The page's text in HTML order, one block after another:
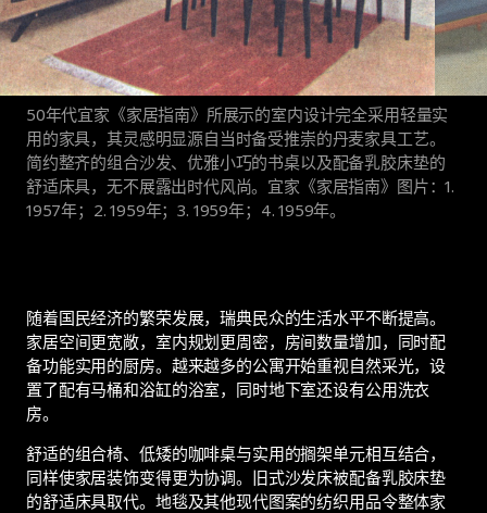
50年代宜家《家居指南》所展示的室内设计完全采用轻量实
用的家具，其灵感明显源自当时备受推崇的丹麦家具工艺。
简约整齐的组合沙发、优雅小巧的书桌以及配备乳胶床垫的
舒适床具，无不展露出时代风尚。宜家《家居指南》图片：1.
1957年；2. 1959年；3. 1959年；4. 1959年。
随着国民经济的繁荣发展，瑞典民众的生活水平不断提高。
家居空间更宽敞，室内规划更周密，房间数量增加，同时配
备功能实用的厨房。越来越多的公寓开始重视自然采光，设
置了配有马桶和浴缸的浴室，同时地下室还设有公用洗衣
房。
舒适的组合椅、低矮的咖啡桌与实用的搁架单元相互结合，
同样使家居装饰变得更为协调。旧式沙发床被配备乳胶床垫
的舒适床具取代。地毯及其他现代图案的纺织用品令整体家